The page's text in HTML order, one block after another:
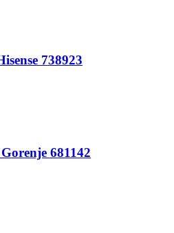
738923
681142